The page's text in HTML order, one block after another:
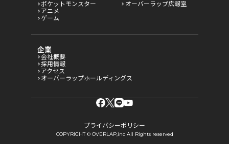
ポケットモンスター
アニメ
ゲーム
オーバーラップ広報室
企業
会社概要
採用情報
アクセス
オーバーラップホールディングス
プライバシーポリシー
COPYRIGHT © OVERLAP,inc All Rights reserved